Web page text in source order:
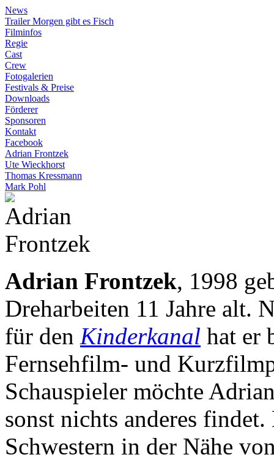
News
Trailer Morgen gibt es Fisch
Filminfos
Regie
Cast
Crew
Fotogalerien
Festivals & Preise
Downloads
Förderer
Sponsoren
Kontakt
Facebook
Adrian Frontzek
Ute Wieckhorst
Thomas Kressmann
Mark Pohl
Adrian Frontzek, 1998
Dreharbeiten 11 Jahre alt.
für den Kinderkanal hat er
Fernsehfilm- und
Schauspieler möchte
sonst nichts anderes
Schwestern in der Nähe